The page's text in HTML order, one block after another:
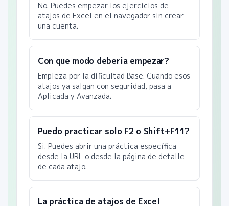
No. Puedes empezar los ejercicios de
atajos de Excel en el navegador sin crear
una cuenta.
Con que modo deberia empezar?
Empieza por la dificultad Base. Cuando esos
atajos ya salgan con seguridad, pasa a
Aplicada y Avanzada.
Puedo practicar solo F2 o Shift+F11?
Si. Puedes abrir una práctica específica
desde la URL o desde la página de detalle
de cada atajo.
La práctica de atajos de Excel